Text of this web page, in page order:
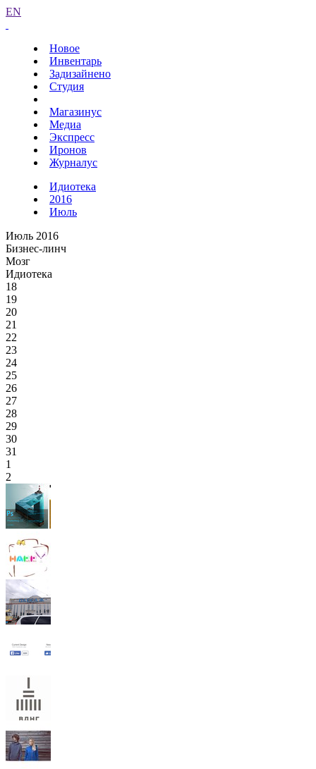
EN
Новое
Инвентарь
Задизайнено
Студия
Магазинус
Медиа
Экспресс
Иронов
Журналус
Идиотека
2016
Июль
Июль 2016
Бизнес-линч
Мозг
Идиотека
18
19
20
21
22
23
24
25
26
27
28
29
30
31
1
2